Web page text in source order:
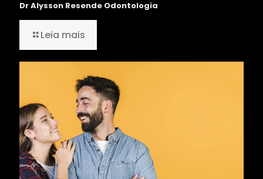
Dr Alysson Resende Odontologia
Leia mais